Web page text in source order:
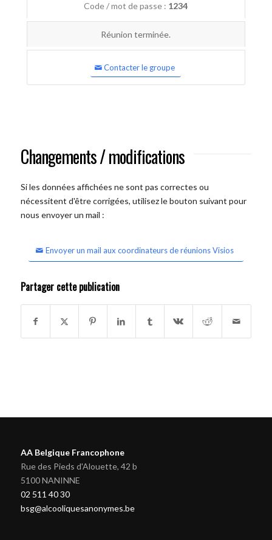
Code / mot de passe : 1234
Réunion terminée.
Contacter le groupe
Changements / modifications
Si les données affichées ne sont pas correctes ou
nécessitent d'être corrigées, utilisez le bouton suivant pour
nous envoyer un mail :
Envoyer un mail aux coordinateurs de réunions Visios
Partager cette publication
AA Belgique Francophone
Rue des Pieds d'Alouette, 42 b
5100 NANINNE
02 511 40 30
bsg@alcooliquesanonymes.be